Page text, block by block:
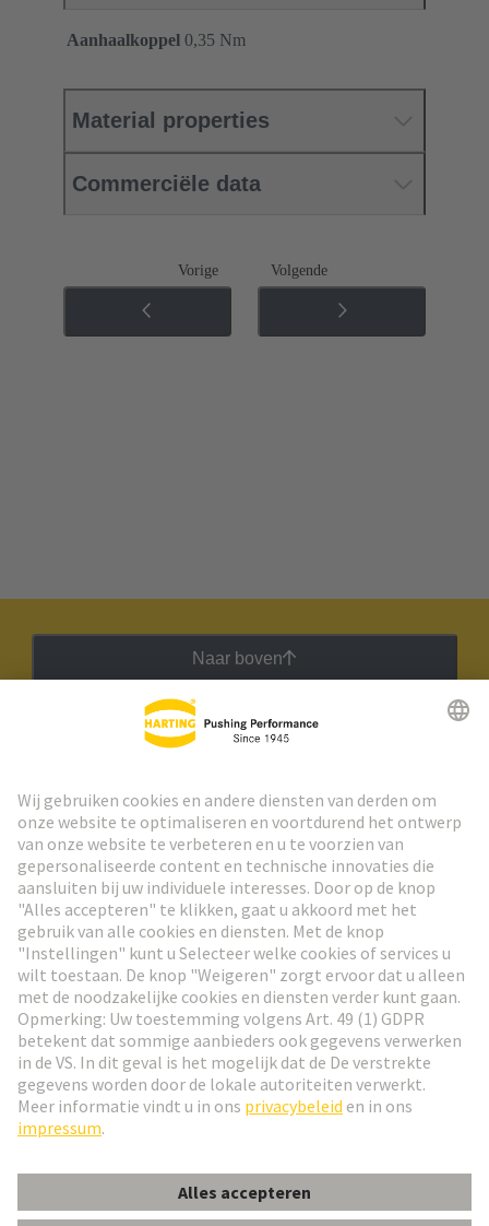
Aanhaalkoppel ‌0,35 Nm
Material properties
Commerciële data
Vorige Volgende
Naar boven
Ga naar registratie
Social Media
Nederlands
© HARTING Technology Group